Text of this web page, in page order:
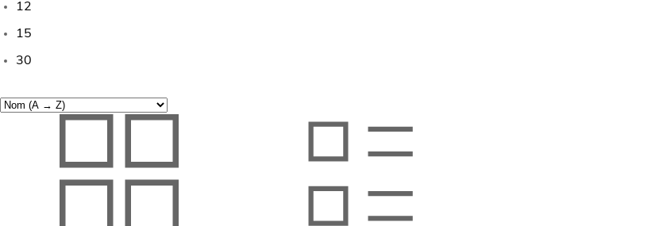
12
15
30